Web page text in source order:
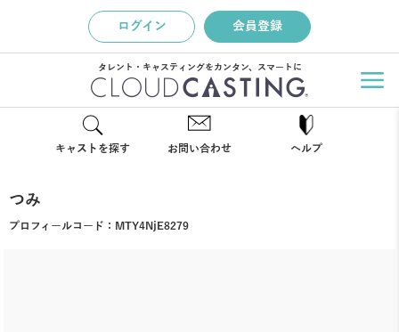
ログイン 会員登録
タレント・キャスティングをカンタン、スマートに
キャストを探す お問い合わせ ヘルプ
つみ
プロフィールコード： MTY4NjE8279